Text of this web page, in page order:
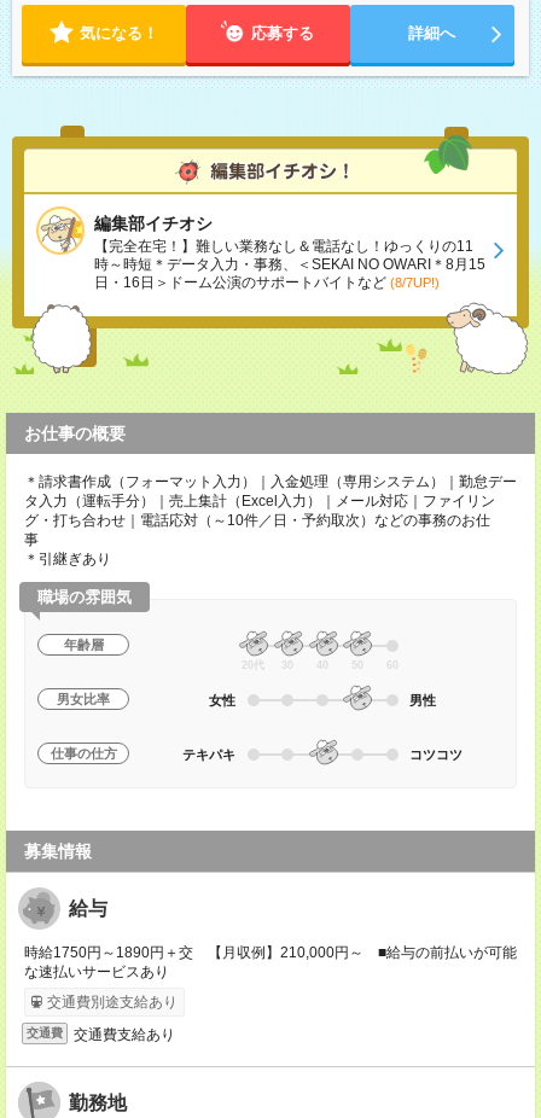
気になる！ 応募する 詳細へ
編集部イチオシ
【完全在宅！】難しい業務なし＆電話なし！ゆっくりの11
時～時短＊データ入力・事務、＜SEKAI NO OWARI＊8月15
日・16日＞ドーム公演のサポートバイトなど (8/7UP!)
お仕事の概要
＊請求書作成（フォーマット入力）｜入金処理（専用システム）｜勤怠デー
タ入力（運転手分）｜売上集計（Excel入力）｜メール対応｜ファイリン
グ・打ち合わせ｜電話応対（～10件／日・予約取次）などの事務のお仕
事
＊引継ぎあり
職場の雰囲気
年齢層
20代 30 40 50 60
男女比率 女性 男性
仕事の仕方 テキパキ コツコツ
募集情報
給与
時給1750円～1890円＋交 【月収例】210,000円～ ■給与の前払いが可能
な速払いサービスあり
交通費別途支給あり
交通費 交通費支給あり
勤務地